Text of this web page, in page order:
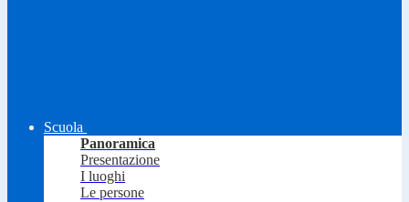
Scuola
Panoramica
Presentazione
I luoghi
Le persone